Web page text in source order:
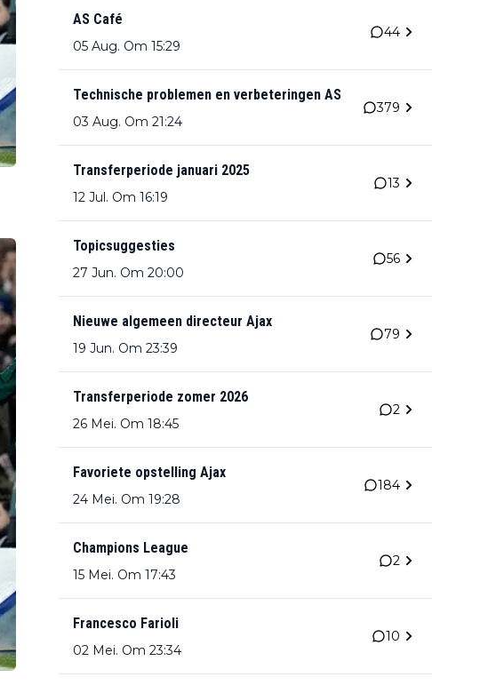
AS Café
05 Aug. Om 15:29
44
Technische problemen en verbeteringen AS
03 Aug. Om 21:24
379
Transferperiode januari 2025
12 Jul. Om 16:19
13
Topicsuggesties
27 Jun. Om 20:00
56
Nieuwe algemeen directeur Ajax
19 Jun. Om 23:39
79
Transferperiode zomer 2026
26 Mei. Om 18:45
2
Favoriete opstelling Ajax
24 Mei. Om 19:28
184
Champions League
15 Mei. Om 17:43
2
Francesco Farioli
02 Mei. Om 23:34
10